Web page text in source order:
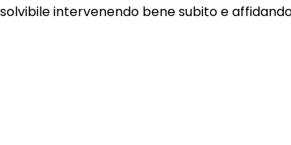
intervenendo bene subito e